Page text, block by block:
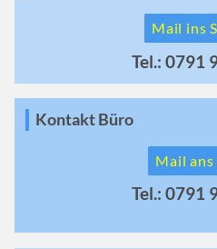
Mail ins
Tel.: 0791
Kontakt Büro
Mail
Tel.: 0791